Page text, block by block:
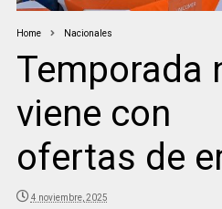
Home Nacionales
Temporada
viene con
ofertas de
4 noviembre, 2025